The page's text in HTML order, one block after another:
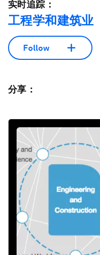
实时追踪：
工程学和建筑业
Follow
分享：